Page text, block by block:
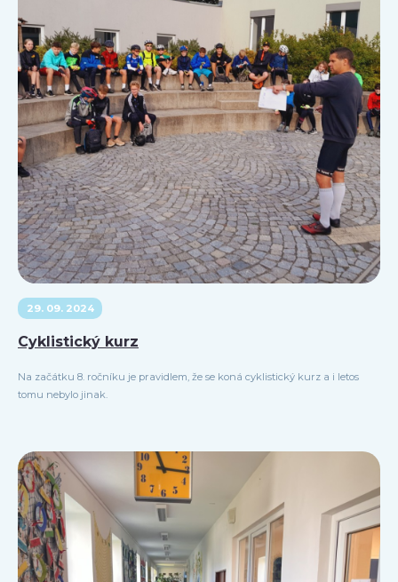
29. 09. 2024
Cyklistický kurz
Na začátku 8. ročníku je pravidlem, že se koná cyklistický kurz a i letos
tomu nebylo jinak.